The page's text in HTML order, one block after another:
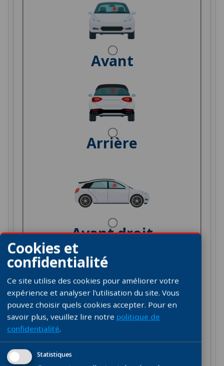
Avant
Arrière
Avant droit
Arrière droit
Cookies et
confidentialité
Ce site utilise des cookies pour améliorer votre
expérience et analyser l'utilisation du site. Vous
pouvez choisir quels cookies accepter. Pour en
savoir plus, veuillez lire notre politique de
confidentialité.
Statistiques